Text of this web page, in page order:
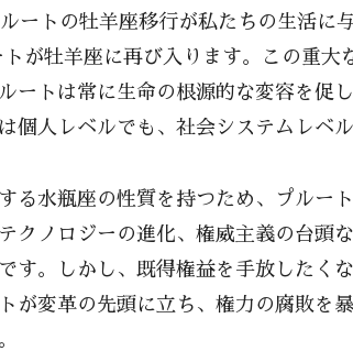
ートの牡羊座移行が私たちの生活に
が牡羊座に再び入ります。この重大
ートは常に生命の根源的な変容を促
個人レベルでも、社会システムレベ
る水瓶座の性質を持つため、プルー
クノロジーの進化、権威主義の台頭
す。しかし、既得権益を手放したく
が変革の先頭に立ち、権力の腐敗を